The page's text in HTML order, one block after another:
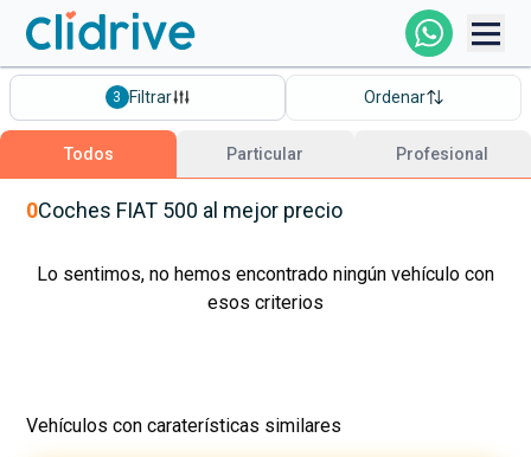
Comprar Coche
Todos Los Coches
Profesional
Particular
Clidrive
3 Filtrar Ordenar
Todos Particular Profesional
0Coches FIAT 500 al mejor precio
Lo sentimos, no hemos encontrado ningún vehículo con
esos criterios
Vehículos con caraterísticas similares